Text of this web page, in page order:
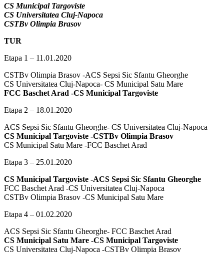
CS Municipal Targoviste
CS Universitatea Cluj-Napoca
CSTBv Olimpia Brasov
TUR
Etapa 1 – 11.01.2020
CSTBv Olimpia Brasov -ACS Sepsi Sic Sfantu Gheorghe
CS Universitatea Cluj-Napoca- CS Municipal Satu Mare
FCC Baschet Arad -CS Municipal Targoviste
Etapa 2 – 18.01.2020
ACS Sepsi Sic Sfantu Gheorghe- CS Universitatea Cluj-Napoca
CS Municipal Targoviste -CSTBv Olimpia Brasov
CS Municipal Satu Mare -FCC Baschet Arad
Etapa 3 – 25.01.2020
CS Municipal Targoviste -ACS Sepsi Sic Sfantu Gheorghe
FCC Baschet Arad -CS Universitatea Cluj-Napoca
CSTBv Olimpia Brasov -CS Municipal Satu Mare
Etapa 4 – 01.02.2020
ACS Sepsi Sic Sfantu Gheorghe- FCC Baschet Arad
CS Municipal Satu Mare -CS Municipal Targoviste
CS Universitatea Cluj-Napoca -CSTBv Olimpia Brasov